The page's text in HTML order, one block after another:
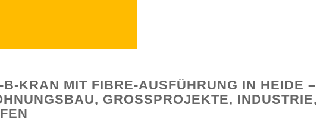
B-KRAN MIT FIBRE-AUSFÜHRUNG IN HEIDE –
GROSSPROJEKTE, INDUSTRIE, H